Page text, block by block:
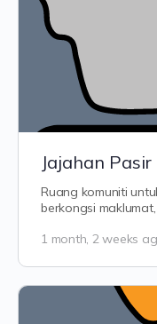
Jajahan
Ruang komuniti
berkongsi
1 month, 2 weeks